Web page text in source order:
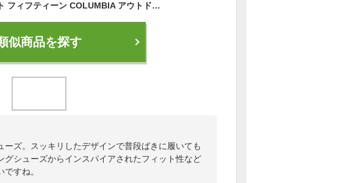
コロンビア ファセット フィフティーン COLUMBIA アウトドアシューズ メンズ ブラック 黒 ホワイト 白 オレンジ FACET 15 BM0131 靴 スニーカー ロゴ シンプル ローカット カジュアル トレイル トレッキング ハイキング タウンユース
似商品を探す
ズ。スッキリしたデザインで普段ばきに履いても
グシューズからインスパイアされたフィット性など
すね。